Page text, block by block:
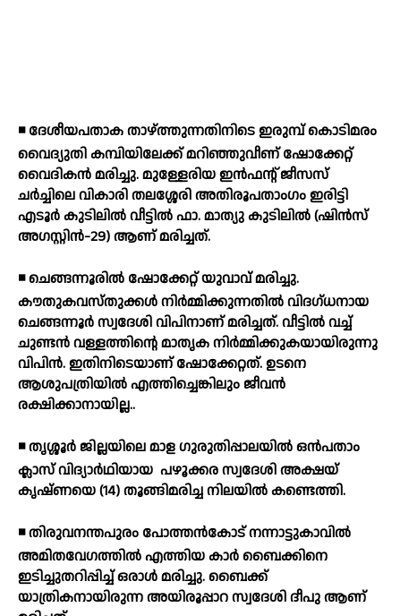
◾ ദേശീയപതാക താഴ്ത്തുന്നതിനിടെ ഇരുമ്പ് കൊടിമരം
വൈദ്യുതി കമ്പിയിലേക്ക് മറിഞ്ഞുവീണ് ഷോക്കേറ്റ്
വൈദികന്‍ മരിച്ചു. മുള്ളേരിയ ഇന്‍ഫന്റ് ജീസസ്
ചര്‍ച്ചിലെ വികാരി തലശ്ശേരി അതിരൂപതാംഗം ഇരിട്ടി
എടൂര്‍ കുടിലില്‍ വീട്ടില്‍ ഫാ. മാത്യു കുടിലില്‍ (ഷിന്‍സ്
അഗസ്റ്റിന്‍-29) ആണ് മരിച്ചത്.
◾ ചെങ്ങന്നൂരില്‍ ഷോക്കേറ്റ് യുവാവ് മരിച്ചു.
കൗതുകവസ്തുക്കള്‍ നിര്‍മ്മിക്കുന്നതില്‍ വിദഗ്ധനായ
ചെങ്ങന്നൂര്‍ സ്വദേശി വിപിനാണ് മരിച്ചത്. വീട്ടില്‍ വച്ച്
ചുണ്ടന്‍ വള്ളത്തിന്റെ മാതൃക നിര്‍മ്മിക്കുകയായിരുന്നു
വിപിന്‍. ഇതിനിടെയാണ് ഷോക്കേറ്റത്. ഉടനെ
ആശുപത്രിയില്‍ എത്തിച്ചെങ്കിലും ജീവന്‍
രക്ഷിക്കാനായില്ല..
◾ തൃശ്ശൂര്‍ ജില്ലയിലെ മാള ഗുരുതിപ്പാലയില്‍ ഒന്‍പതാം
ക്ലാസ് വിദ്യാര്‍ഥിയായ പഴൂക്കര സ്വദേശി അക്ഷയ്
കൃഷ്ണയെ (14) തൂങ്ങിമരിച്ച നിലയില്‍ കണ്ടെത്തി.
◾ തിരുവനന്തപുരം പോത്തന്‍കോട് നന്നാട്ടുകാവില്‍
അമിതവേഗത്തില്‍ എത്തിയ കാര്‍ ബൈക്കിനെ
ഇടിച്ചുതറിപ്പിച്ച് ഒരാള്‍ മരിച്ചു. ബൈക്ക്
യാത്രികനായിരുന്ന അയിരൂപ്പാറ സ്വദേശി ദീപു ആണ്